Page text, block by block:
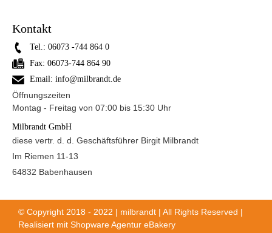
Kontakt
Tel.: 06073 -744 864 0
Fax: 06073-744 864 90
Email: info@milbrandt.de
Öffnungszeiten
Montag - Freitag von 07:00 bis 15:30 Uhr
Milbrandt GmbH
diese vertr. d. d. Geschäftsführer Birgit Milbrandt
Im Riemen 11-13
64832 Babenhausen
© Copyright 2018 - 2022 | milbrandt | All Rights Reserved |
Realisiert mit Shopware Agentur eBakery